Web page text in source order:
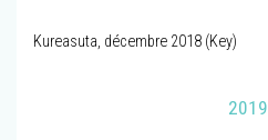
Kureasuta, décembre 2018 (Key)
2019